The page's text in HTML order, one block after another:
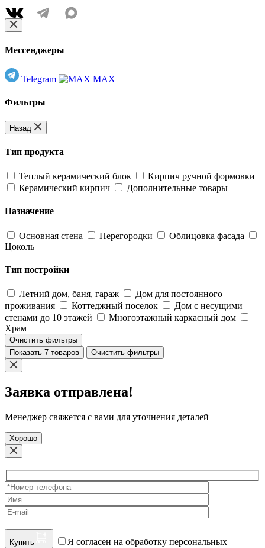
Мессенджеры
Telegram MAX
Фильтры
Назад
Тип продукта
Теплый керамический блок
Кирпич ручной формовки
Керамический кирпич
Дополнительные товары
Назначение
Основная стена Перегородки
Облицовка фасада
Цоколь
Тип постройки
Летний дом, баня, гараж
Дом для постоянного
проживания
Коттеджный поселок
Дом с несущими
стенами до 10 этажей
Многоэтажный каркасный дом
Храм
Очистить фильтры
Показать 7 товаров
Очистить фильтры
Заявка отправлена!
Менеджер свяжется с вами для уточнения деталей
Хорошо
Купить
Я согласен на обработку персональных